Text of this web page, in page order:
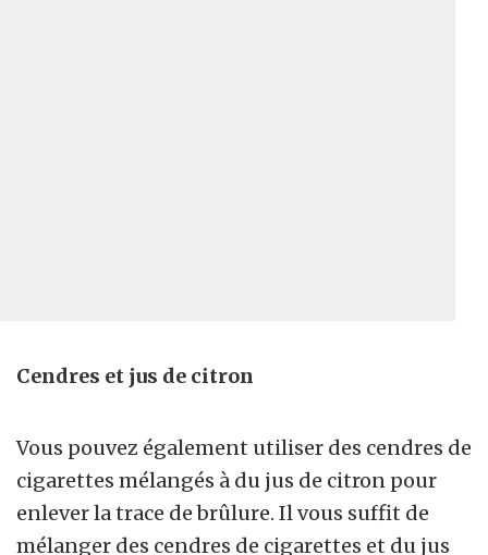
Cendres et jus de citron
Vous pouvez également utiliser des cendres de
cigarettes mélangés à du jus de citron pour
enlever la trace de brûlure. Il vous suffit de
mélanger des cendres de cigarettes et du jus